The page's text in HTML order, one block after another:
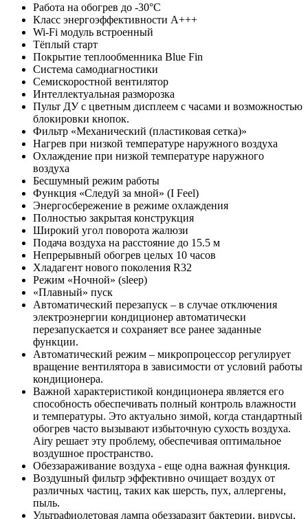
Работа на обогрев до -30°С
Класс энергоэффективности A+++
Wi-Fi модуль встроенный
Тёплый старт
Покрытие теплообменника Blue Fin
Система самодиагностики
Семискоростной вентилятор
Интеллектуальная разморозка
Пульт ДУ с цветным дисплеем с часами и возможностью
блокировки кнопок.
Фильтр «Механический (пластиковая сетка)»
Нагрев при низкой температуре наружного воздуха
Охлаждение при низкой температуре наружного
воздуха
Бесшумный режим работы
Функция «Следуй за мной» (I Feel)
Энергосбережение в режиме охлаждения
Полностью закрытая конструкция
Широкий угол поворота жалюзи
Подача воздуха на расстояние до 15.5 м
Непрерывный обогрев целых 10 часов
Хладагент нового поколения R32
Режим «Ночной» (sleep)
«Плавный» пуск
Автоматический перезапуск – в случае отключения
электроэнергии кондиционер автоматически
перезапускается и сохраняет все ранее заданные
функции.
Автоматический режим – микропроцессор регулирует
вращение вентилятора в зависимости от условий работы
кондиционера.
Важной характеристикой кондиционера является его
способность обеспечивать полный контроль влажности
и температуры. Это актуально зимой, когда стандартный
обогрев часто вызывают избыточную сухость воздуха.
Airy решает эту проблему, обеспечивая оптимальное
воздушное пространство.
Обеззараживание воздуха - еще одна важная функция.
Воздушный фильтр эффективно очищает воздух от
различных частиц, таких как шерсть, пух, аллергены,
пыль.
Ультрафиолетовая лампа обеззаразит бактерии, вирусы,